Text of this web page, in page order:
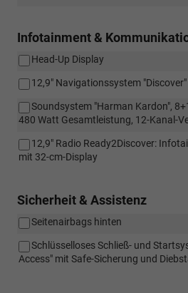
Infotainment &
Head-Up Display
12,9" Navigationssystem "Discover"
Soundsystem "Harman Kardon",
480 Watt Gesamtleistung, 12-Kanal-
12,9" Radio Ready2Discover:
mit 32-cm-Display
Sicherheit & Assistenz
Seitenairbags hinten
Schlüsselloses Schließ- und
Access" mit Safe-Sicherung und